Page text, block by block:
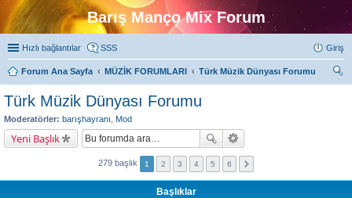
Barış Manço Mix Forum
Hızlı bağlantılar SSS Giriş
Forum Ana Sayfa MÜZİK FORUMLARI
Türk Müzik Dünyası Forumu
Türk Müzik Dünyası Forumu
Moderatörler: barışhayranı Mod
Yeni Başlık
279 başlık 1 2 3 4 5 6
Başlıklar